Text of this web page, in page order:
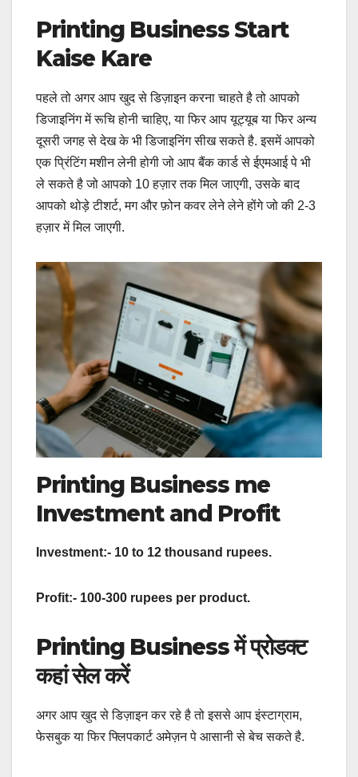
Printing Business Start
Kaise Kare
पहले तो अगर आप खुद से डिज़ाइन करना चाहते है तो आपको
डिजाइनिंग में रूचि होनी चाहिए, या फिर आप यूट्यूब या फिर अन्य
दूसरी जगह से देख के भी डिजाइनिंग सीख सकते है. इसमें आपको
एक प्रिंटिंग मशीन लेनी होगी जो आप बैंक कार्ड से ईएमआई पे भी
ले सकते है जो आपको 10 हज़ार तक मिल जाएगी, उसके बाद
आपको थोड़े टीशर्ट, मग और फ़ोन कवर लेने लेने होंगे जो की 2-3
हज़ार में मिल जाएगी.
Printing Business me
Investment and Profit
Investment:- 10 to 12 thousand rupees.
Profit:- 100-300 rupees per product.
Printing Business में प्रोडक्ट
कहां सेल करें
अगर आप खुद से डिज़ाइन कर रहे है तो इससे आप इंस्टाग्राम,
फेसबुक या फिर फ्लिपकार्ट अमेज़न पे आसानी से बेच सकते है.